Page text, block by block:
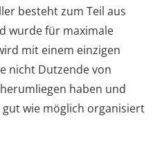
besteht zum Teil aus
wurde für maximale
mit einem einzigen
nicht Dutzende von
haben und
wie möglich organisiert